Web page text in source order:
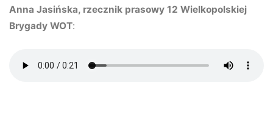
Anna Jasińska, rzecznik prasowy 12 Wielkopolskiej
Brygady WOT: